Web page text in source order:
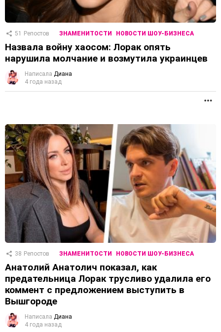
51 Репостов ЗНАМЕНИТОСТИ НОВОСТИ ШОУ-БИЗНЕСА
Назвала войну хаосом: Лорак опять
нарушила молчание и возмутила украинцев
Написала Диана
4 года назад
38 Репостов ЗНАМЕНИТОСТИ НОВОСТИ ШОУ-БИЗНЕСА
Анатолий Анатолич показал, как
предательница Лорак трусливо удалила его
коммент с предложением выступить в
Вышгороде
Написала Диана
4 года назад